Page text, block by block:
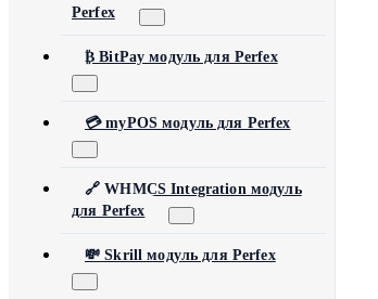
Perfex
₿ BitPay модуль для Perfex
💳 myPOS модуль для Perfex
🔗 WHMCS Integration модуль
для Perfex
💸 Skrill модуль для Perfex